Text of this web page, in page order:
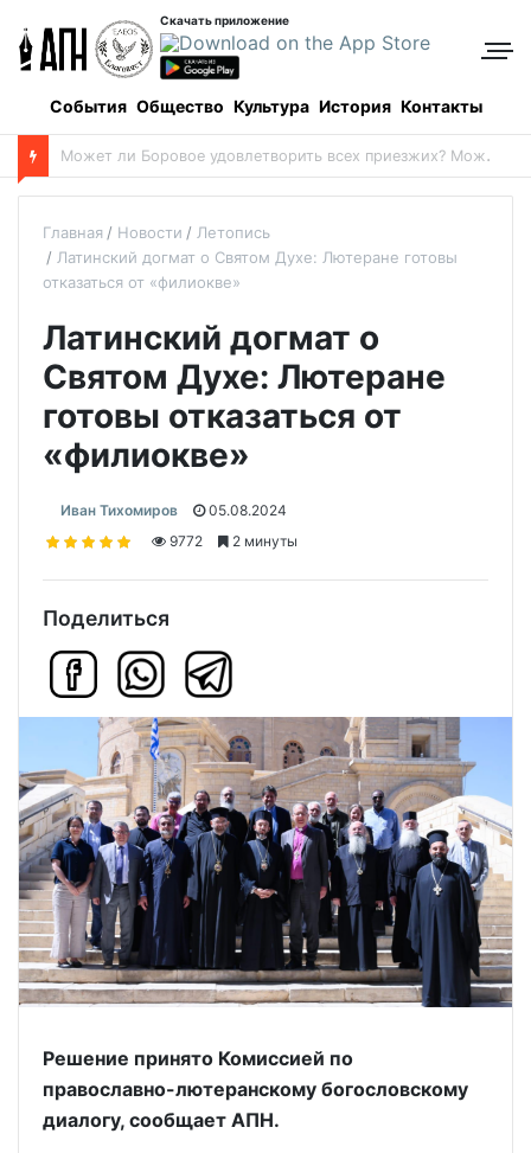
Скачать приложение
События Общество Культура История Контакты
Успенский пост-2026: даты и календарь питания
Главная Новости
Летопись
Латинский догмат о Святом Духе: Лютеране готовы
отказаться от «филиокве»
Латинский догмат о
Святом Духе: Лютеране
готовы отказаться от
«филиокве»
Иван Тихомиров
05.08.2024
9772
2 минуты
Поделиться
Решение принято Комиссией по
православно-лютеранскому богословскому
диалогу, сообщает АПН.